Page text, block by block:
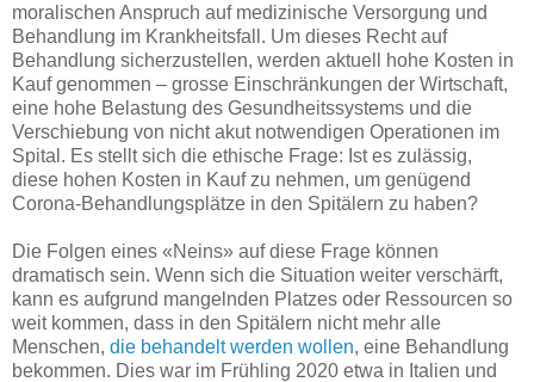
moralischen Anspruch auf medizinische Versorgung und
Behandlung im Krankheitsfall. Um dieses Recht auf
Behandlung sicherzustellen, werden aktuell hohe Kosten in
Kauf genommen – grosse Einschränkungen der Wirtschaft,
eine hohe Belastung des Gesundheitssystems und die
Verschiebung von nicht akut notwendigen Operationen im
Spital. Es stellt sich die ethische Frage: Ist es zulässig,
diese hohen Kosten in Kauf zu nehmen, um genügend
Corona-Behandlungsplätze in den Spitälern zu haben?
Die Folgen eines «Neins» auf diese Frage können
dramatisch sein. Wenn sich die Situation weiter verschärft,
kann es aufgrund mangelnden Platzes oder Ressourcen so
weit kommen, dass in den Spitälern nicht mehr alle
Menschen, die behandelt werden wollen, eine Behandlung
bekommen. Dies war im Frühling 2020 etwa in Italien und